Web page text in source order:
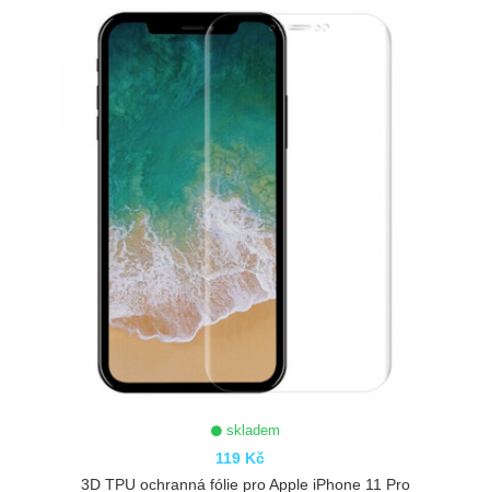
skladem
119 Kč
3D TPU ochranná fólie pro Apple iPhone 11 Pro